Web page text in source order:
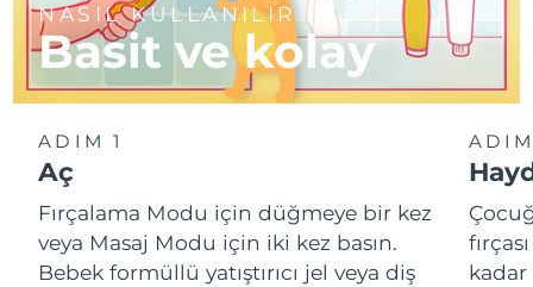
NASIL KULLANILIR
Basit ve kolay
ADIM 1
Aç
Fırçalama Modu için düğmeye bir kez
veya Masaj Modu için iki kez basın.
Bebek formüllü yatıştırıcı jel veya diş
kadar